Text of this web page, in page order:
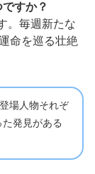
すか？
。毎週新たな
命を巡る壮絶
場人物それぞ
発見がある